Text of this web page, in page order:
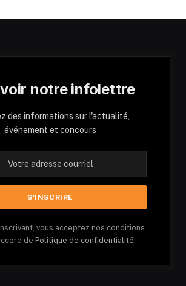
notre infolettre
des informations sur l'actualité,
événement et concours
vous acceptez nos conditions
de Politique de confidentialité.